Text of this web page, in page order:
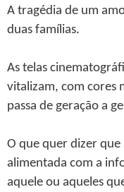
A tragédia de um
duas famílias.
As telas
vitalizam, com cores
passa de geração a
O que quer dizer que
alimentada com a
aquele ou aqueles